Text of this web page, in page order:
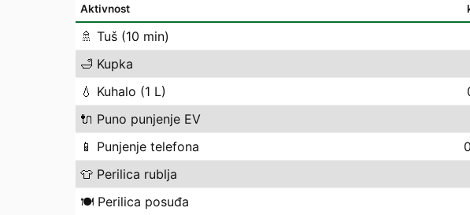
Aktivnost
🚿 Tuš (10 min)
🛁 Kupka
💧 Kuhalo (1 L)
🔌 Puno punjenje EV
📱 Punjenje telefona
👕 Perilica rublja
🍽️ Perilica posuđa